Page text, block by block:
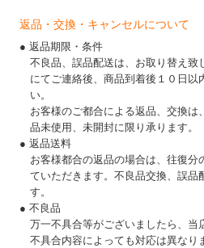
返品・交換・キャンセルについて
● 返品期限・条件
不良品、誤品配送は、お取り替え致
にてご連絡後、商品到着後１０日以
い。
お客様のご都合による返品、交換は
品未使用、未開封に限り承ります。
● 返品送料
お客様都合の返品の場合は、往復分
ていただきます。不良品交換、誤品
す。
● 不良品
万一不具合等がございましたら、当
不具合内容によっても対応は異なり